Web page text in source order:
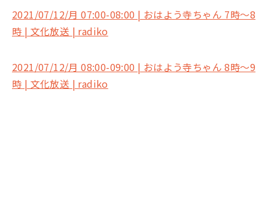
2021/07/12/月 07:00-08:00 | おはよう寺ちゃん 7時～8
時 | 文化放送 | radiko
2021/07/12/月 08:00-09:00 | おはよう寺ちゃん 8時～9
時 | 文化放送 | radiko